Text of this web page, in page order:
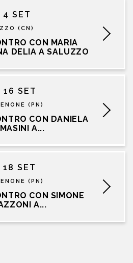
4 SET
(CN)
CON MARIA
DELIA A SALUZZO
16 SET
(PN)
CON DANIELA
A...
18 SET
(PN)
CON SIMONE
A...